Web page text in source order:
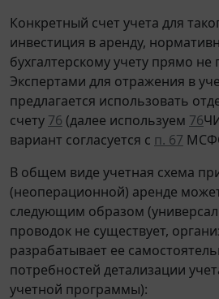
Конкретный счет учета для
инвестиция в аренду,
бухгалтерскому учету прямо не
Экспертами для отражения в
предлагается использовать
счету 76 (далее используем 76
вариант согласуется с п. 67
В общем виде учетная схема
(неоперационной) аренде
следующим образом
проводок не существует,
разрабатывает ее
потребностей детализации
учетной программы):